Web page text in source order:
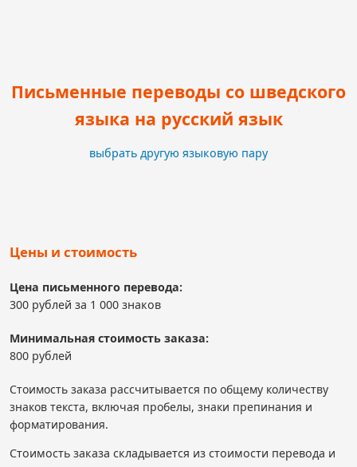
Письменные переводы со шведского
языка на русский язык
выбрать другую языковую пару
Цены и стоимость
Цена письменного перевода:
300 рублей за 1 000 знаков
Минимальная стоимость заказа:
800 рублей
Стоимость заказа рассчитывается по общему количеству
знаков текста, включая пробелы, знаки препинания и
форматирования.
Стоимость заказа складывается из стоимости перевода и